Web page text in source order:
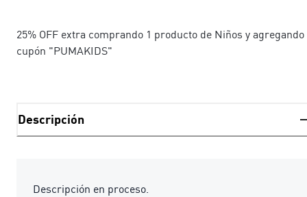
25% OFF extra comprando 1 producto de Niños y
cupón "PUMAKIDS"
Descripción
Descripción en proceso.